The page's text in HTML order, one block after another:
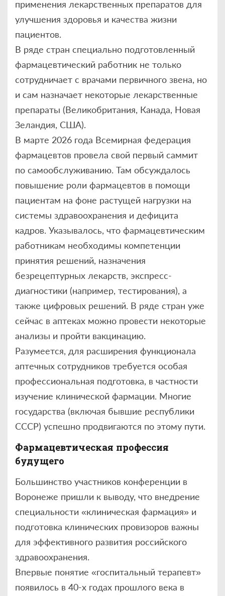
применения лекарственных препаратов для
улучшения здоровья и качества жизни
пациентов.
В ряде стран специально подготовленный
фармацевтический работник не только
сотрудничает с врачами первичного звена, но
и сам назначает некоторые лекарственные
препараты (Великобритания, Канада, Новая
Зеландия, США).
В марте 2026 года Всемирная федерация
фармацевтов провела свой первый саммит
по самообслуживанию. Там обсуждалось
повышение роли фармацевтов в помощи
пациентам на фоне растущей нагрузки на
системы здравоохранения и дефицита
кадров. Указывалось, что фармацевтическим
работникам необходимы компетенции
принятия решений, назначения
безрецептурных лекарств, экспресс-
диагностики (например, тестирования), а
также цифровых решений. В ряде стран уже
сейчас в аптеках можно провести некоторые
анализы и пройти вакцинацию.
Разумеется, для расширения функционала
аптечных сотрудников требуется особая
профессиональная подготовка, в частности
изучение клинической фармации. Многие
государства (включая бывшие республики
СССР) успешно продвигаются по этому пути.
Фармацевтическая профессия
будущего
Большинство участников конференции в
Воронеже пришли к выводу, что внедрение
специальности «клиническая фармация» и
подготовка клинических провизоров важны
для эффективного развития российского
здравоохранения.
Впервые понятие «госпитальный терапевт»
появилось в 40-х годах прошлого века в